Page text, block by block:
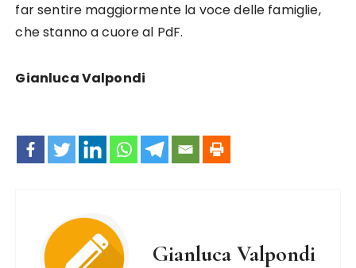
far sentire maggiormente la voce delle famiglie,
che stanno a cuore al PdF.
Gianluca Valpondi
Gianluca Valpondi